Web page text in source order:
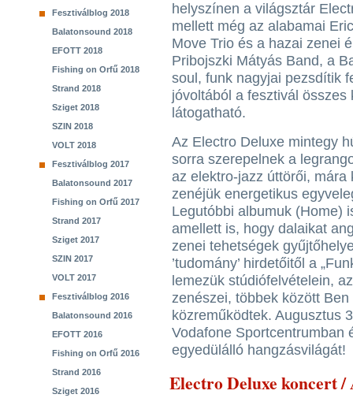
Fesztiválblog 2018
Balatonsound 2018
EFOTT 2018
Fishing on Orfű 2018
Strand 2018
Sziget 2018
SZIN 2018
VOLT 2018
Fesztiválblog 2017
Balatonsound 2017
Fishing on Orfű 2017
Strand 2017
Sziget 2017
SZIN 2017
VOLT 2017
Fesztiválblog 2016
Balatonsound 2016
EFOTT 2016
Fishing on Orfű 2016
Strand 2016
Sziget 2016
helyszínen a világsztár
mellett még az alabamai
Move Trio és a hazai zenei
Pribojszki Mátyás Band, a
soul, funk nagyjai pezsdítik
jóvoltából a fesztivál
látogatható.
Az Electro Deluxe mintegy
sorra szerepelnek a
az elektro-jazz úttörői,
zenéjük energetikus
Legutóbbi albumuk (Home)
amellett is, hogy dalaikat
zenei tehetségek
’tudomány’ hirdetőitől a
lemezük stúdiófelvételein,
zenészei, többek között
közreműködtek. Augusztus
Vodafone Sportcentrumban
egyedülálló hangzásvilágát!
Electro Deluxe koncert /